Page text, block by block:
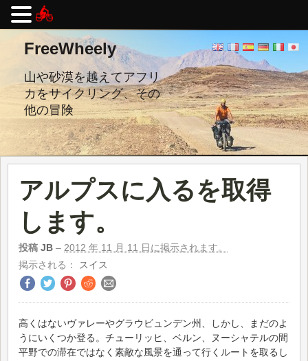
し
FreeWheely
山や砂漠を越えてアフリ
カをサイクリング、その
他の冒険
アルプスに入るを取得
します。
投稿 JB – 2012 年 11 月 11 日に掲示されます。
掲示される：
スイス
高くはないヴァレーやグラウビュンデン州、しかし、まだのよ
うにいくつか登る。チューリッヒ、ベルン、ヌーシャテルの間
平野での滞在ではなく素敵な風景を通って行くルートを取るし